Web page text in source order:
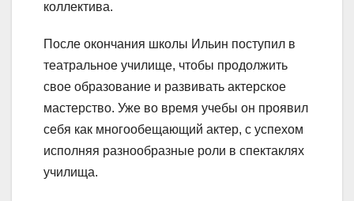
коллектива.
После окончания школы Ильин поступил в
театральное училище, чтобы продолжить
свое образование и развивать актерское
мастерство. Уже во время учебы он проявил
себя как многообещающий актер, с успехом
исполняя разнообразные роли в спектаклях
училища.